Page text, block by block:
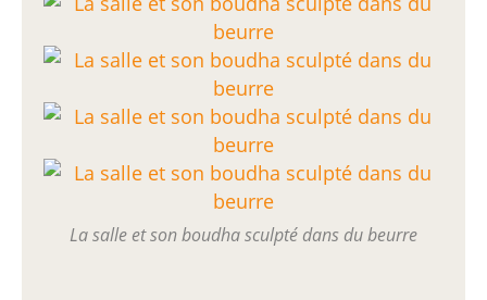
La salle et son boudha sculpté dans du beurre